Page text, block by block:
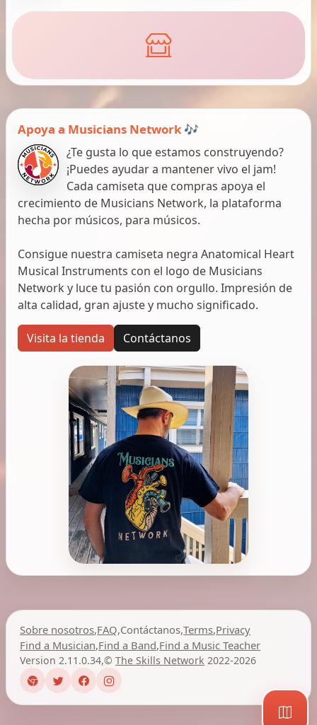
Apoya a Musicians Network 🎶
¿Te gusta lo que estamos construyendo?
¡Puedes ayudar a mantener vivo el jam!
Cada camiseta que compras apoya el
crecimiento de Musicians Network, la plataforma
hecha por músicos, para músicos.
Consigue nuestra camiseta negra Anatomical Heart
Musical Instruments con el logo de Musicians
Network y luce tu pasión con orgullo. Impresión de
alta calidad, gran ajuste y mucho significado.
Visita la tienda Contáctanos
Sobre nosotros,FAQ,Contáctanos,Terms,Privacy
Find a Musician,Find a Band,Find a Music Teacher
Version 2.11.0.34,©The Skills Network 2022-2026